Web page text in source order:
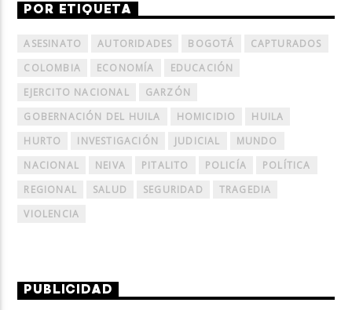
POR ETIQUETA
ASESINATO AUTORIDADES BOGOTÁ
CAPTURADOS
COLOMBIA
ECONOMÍA
EDUCACIÓN
EJERCITO NACIONAL
GARZÓN
GOBERNACIÓN DEL HUILA
HOMICIDIO
HUILA
HURTO
INVESTIGACIÓN JUDICIAL
MUNDO
NACIONAL
NEIVA PITALITO POLICÍA
POLÍTICA
REGIONAL
SALUD SEGURIDAD
TRAGEDIA
VIOLENCIA
PUBLICIDAD